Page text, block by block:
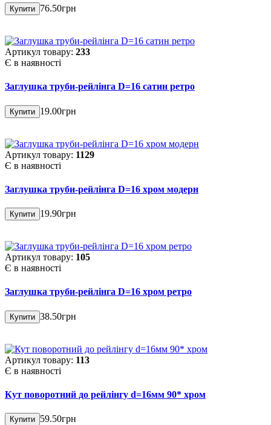
Купити 76.50грн
Артикул товару: 233
Є в наявності
Заглушка труби-рейлінга D=16 сатин ретро
Купити 19.00грн
Артикул товару: 1129
Є в наявності
Заглушка труби-рейлінга D=16 хром модерн
Купити 19.90грн
Артикул товару: 105
Є в наявності
Заглушка труби-рейлінга D=16 хром ретро
Купити 38.50грн
Артикул товару: 113
Є в наявності
Кут поворотний до рейлінгу d=16мм 90* хром
Купити 59.50грн